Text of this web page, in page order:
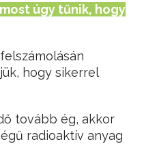
úgy tűnik, hogy
hogy sikerrel
tovább ég, akkor
radioaktív anyag